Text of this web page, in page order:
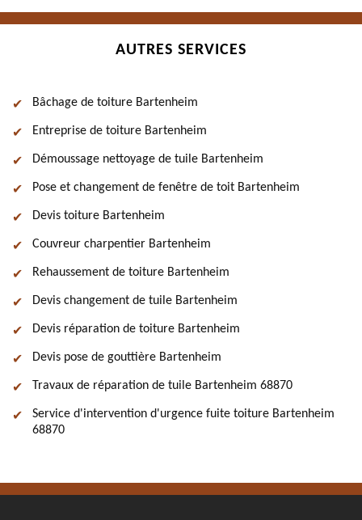
AUTRES SERVICES
Bâchage de toiture Bartenheim
Entreprise de toiture Bartenheim
Démoussage nettoyage de tuile Bartenheim
Pose et changement de fenêtre de toit Bartenheim
Devis toiture Bartenheim
Couvreur charpentier Bartenheim
Rehaussement de toiture Bartenheim
Devis changement de tuile Bartenheim
Devis réparation de toiture Bartenheim
Devis pose de gouttière Bartenheim
Travaux de réparation de tuile Bartenheim 68870
Service d'intervention d'urgence fuite toiture Bartenheim
68870